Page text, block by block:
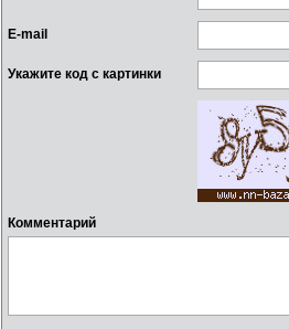
E-mail
Укажите код с картинки
Комментарий